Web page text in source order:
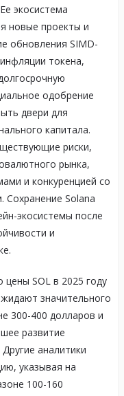
экосистема
новые проекты и
обновления SIMD-
токена,
одобрение
двери для
капитала.
риски,
рынка,
и конкуренцией со
Сохранение Solana
экосистемы после
и
SOL в 2025 году
значительного
300-400 долларов и
развитие
аналитики
указывая на
100-160